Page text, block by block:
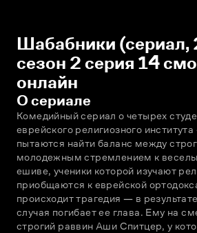
Шабабники (сериал,
сезон 2 серия 14
онлайн
О сериале
Комедийный сериал о четырех
еврейского религиозного
пытаются найти баланс между
молодежным стремлением к
ешиве, ученики которой изучают
приобщаются к еврейской
происходит трагедия — в
случая погибает ее глава. Ему на
строгий раввин Аши Спитцер, у